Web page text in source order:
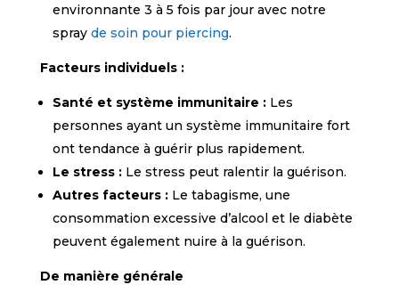
environnante 3 à 5 fois par jour avec notre
spray de soin pour piercing.
Facteurs individuels :
Santé et système immunitaire :Les
personnes ayant un système immunitaire fort
ont tendance à guérir plus rapidement.
Le stress :Le stress peut ralentir la guérison.
Autres facteurs :Le tabagisme, une
consommation excessive d’alcool et le diabète
peuvent également nuire à la guérison.
De manière générale